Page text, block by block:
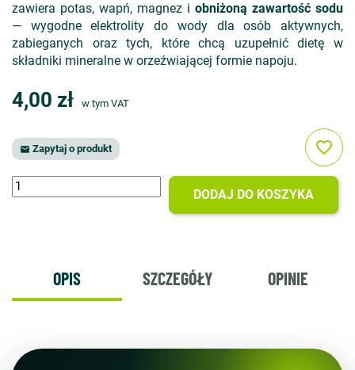
zawiera potas, wapń, magnez i obniżoną zawartość sodu
— wygodne elektrolity do wody dla osób aktywnych,
zabieganych oraz tych, które chcą uzupełnić dietę w
składniki mineralne w orzeźwiającej formie napoju.
4,00 zł w tym VAT
 Zapytaj o produkt
DODAJ DO KOSZYKA
favorite_border
OPIS SZCZEGÓŁY OPINIE